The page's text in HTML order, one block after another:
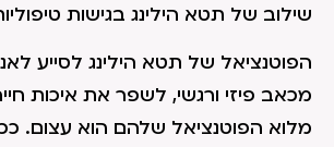
שילוב של תטא הילינג בגישות
הפוטנציאל של תטא הילינג לסייע
מכאב פיזי ורגשי, לשפר את איכות
מלוא הפוטנציאל שלהם הוא עצום.